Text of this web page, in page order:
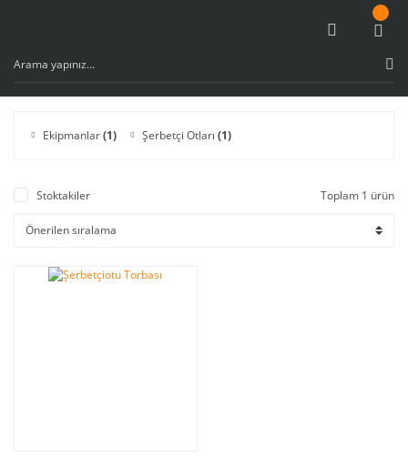
Ekipmanlar(1) Şerbetçi Otları (1)
Stoktakiler Toplam 1 ürün